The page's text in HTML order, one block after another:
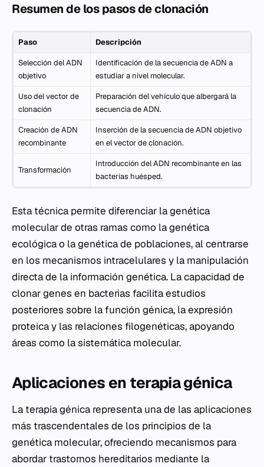
Resumen de los pasos de clonación
Paso Descripción
Selección del ADN
objetivo
Identificación de la secuencia de ADN a
estudiar a nivel molecular.
Uso del vector de
clonación
Preparación del vehículo que albergará la
secuencia de ADN.
Creación de ADN
recombinante
Inserción de la secuencia de ADN objetivo
en el vector de clonación.
Transformación
Introducción del ADN recombinante en las
bacterias huésped.
Esta técnica permite diferenciar la genética
molecular de otras ramas como la genética
ecológica o la genética de poblaciones, al centrarse
en los mecanismos intracelulares y la manipulación
directa de la información genética. La capacidad de
clonar genes en bacterias facilita estudios
posteriores sobre la función génica, la expresión
proteica y las relaciones filogenéticas, apoyando
áreas como la sistemática molecular.
Aplicaciones en terapia génica
La terapia génica representa una de las aplicaciones
más trascendentales de los principios de la
genética molecular, ofreciendo mecanismos para
abordar trastornos hereditarios mediante la